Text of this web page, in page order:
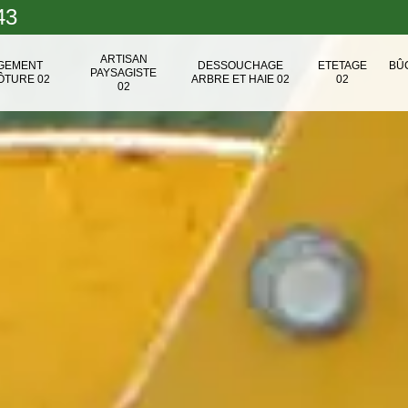
02
ARTISAN
PAYSAGISTE
02
DESSOUCHAGE
ARBRE ET HAIE 02
ETETAGE
02